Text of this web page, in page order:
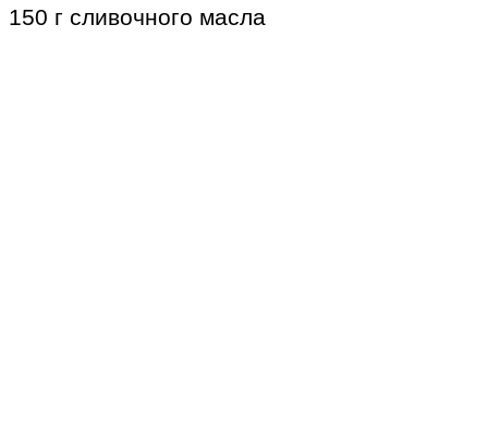
150 г сливочного масла